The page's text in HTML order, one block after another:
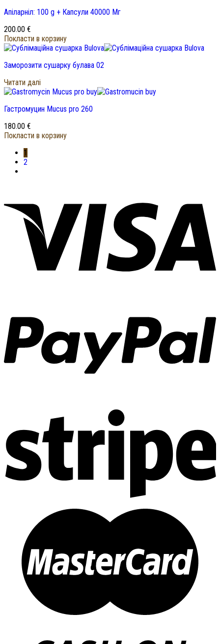
Апіларніл: 100 g + Капсули 40000 Мг
200.00 €
Покласти в корзину
Заморозити сушарку булава 02
Читати далі
Гастромуцин Mucus pro 260
180.00 €
Покласти в корзину
1
2